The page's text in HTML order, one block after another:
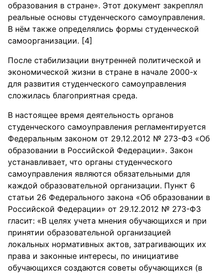
образования в стране». Этот документ закреплял
реальные основы студенческого самоуправления.
В нём также определялись формы студенческой
самоорганизации. [4]
После стабилизации внутренней политической и
экономической жизни в стране в начале 2000-х
для развития студенческого самоуправления
сложилась благоприятная среда.
В настоящее время деятельность органов
студенческого самоуправления регламентируется
Федеральным законом от 29.12.2012 № 273-ФЗ «Об
образовании в Российской Федерации». Закон
устанавливает, что органы студенческого
самоуправления являются обязательными для
каждой образовательной организации. Пункт 6
статьи 26 Федерального закона «Об образовании в
Российской Федерации» от 29.12.2012 № 273-ФЗ
гласит: «В целях учета мнения обучающихся и при
принятии образовательной организацией
локальных нормативных актов, затрагивающих их
права и законные интересы, по инициативе
обучающихся создаются советы обучающихся (в